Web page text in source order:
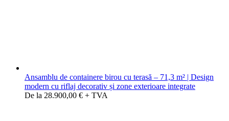
Ansamblu de containere birou cu terasă – 71,3 m² | Design
modern cu riflaj decorativ și zone exterioare integrate
De la 28.900,00 € + TVA